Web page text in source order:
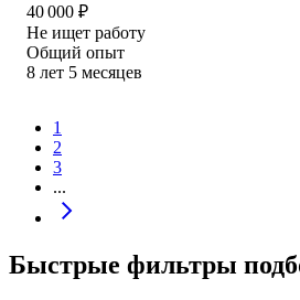
40 000 ₽
Не ищет работу
Общий опыт
8 лет 5 месяцев
1
2
3
...
Быстрые фильтры